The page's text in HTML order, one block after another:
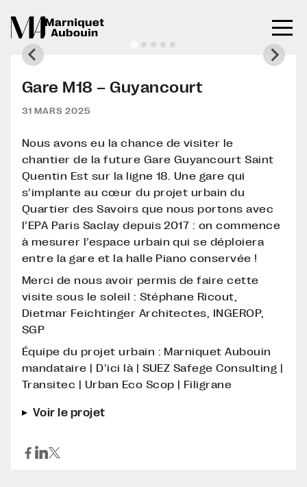
Gare M18 – Guyancourt
31 MARS 2025
Nous avons eu la chance de visiter le
chantier de la future Gare Guyancourt Saint
Quentin Est sur la ligne 18. Une gare qui
s’implante au cœur du projet urbain du
Quartier des Savoirs que nous portons avec
l’EPA Paris Saclay depuis 2017 : on commence
à mesurer l’espace urbain qui se déploiera
entre la gare et la halle Piano conservée !
Merci de nous avoir permis de faire cette
visite sous le soleil : Stéphane Ricout,
Dietmar Feichtinger Architectes, INGEROP,
SGP
Équipe du projet urbain : Marniquet Aubouin
mandataire | D’ici là | SUEZ Safege Consulting |
Transitec | Urban Eco Scop | Filigrane
Voir le projet